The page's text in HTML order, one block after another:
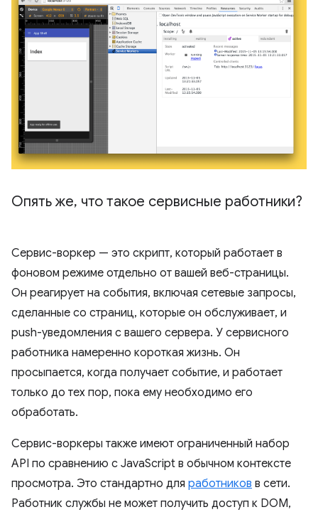
Опять же, что такое сервисные работники?
Сервис-воркер — это скрипт, который работает в
фоновом режиме отдельно от вашей веб-страницы.
Он реагирует на события, включая сетевые запросы,
сделанные со страниц, которые он обслуживает, и
push-уведомления с вашего сервера. У сервисного
работника намеренно короткая жизнь. Он
просыпается, когда получает событие, и работает
только до тех пор, пока ему необходимо его
обработать.
Сервис-воркеры также имеют ограниченный набор
API по сравнению с JavaScript в обычном контексте
просмотра. Это стандартно для работников в сети.
Работник службы не может получить доступ к DOM,